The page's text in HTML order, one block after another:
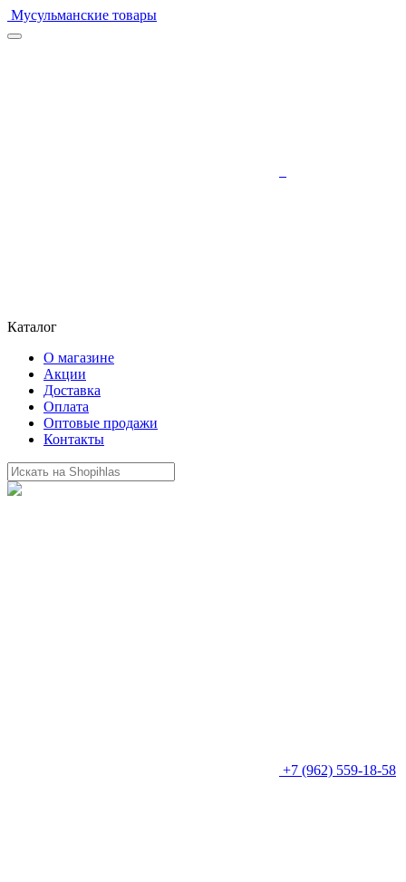
Мусульманские товары
Каталог
О магазине
Акции
Доставка
Оплата
Оптовые продажи
Контакты
+7 (962) 559-18-58